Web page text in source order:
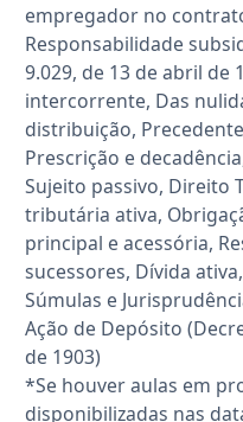
empregador no
Responsabilidade
9.029, de 13 de abril de
intercorrente, Das
distribuição,
Prescrição e
Sujeito passivo, Direito
tributária ativa,
principal e acessória,
sucessores, Dívida
Súmulas e
Ação de Depósito
de 1903)
*Se houver aulas em
disponibilizadas nas